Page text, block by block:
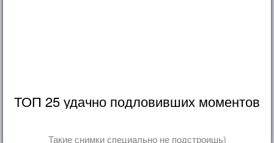
ТОП 25 удачно подловивших моментов
Такие снимки специально не подстроишь)